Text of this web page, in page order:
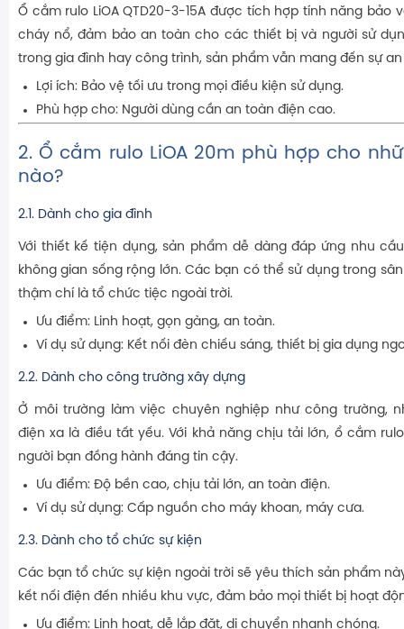
Ổ cắm rulo LiOA QTD20-3-15A được tích hợp tính năng bảo
cháy nổ, đảm bảo an toàn cho các thiết bị và người sử
trong gia đình hay công trình, sản phẩm vẫn mang đến sự
Lợi ích: Bảo vệ tối ưu trong mọi điều kiện sử dụng.
Phù hợp cho: Người dùng cần an toàn điện cao.
2. Ổ cắm rulo LiOA 20m phù hợp cho
nào?
2.1. Dành cho gia đình
Với thiết kế tiện dụng, sản phẩm dễ dàng đáp ứng nhu
không gian sống rộng lớn. Các bạn có thể sử dụng trong
thậm chí là tổ chức tiệc ngoài trời.
Ưu điểm: Linh hoạt, gọn gàng, an toàn.
Ví dụ sử dụng: Kết nối đèn chiếu sáng, thiết bị gia dụng
2.2. Dành cho công trường xây dựng
Ở môi trường làm việc chuyên nghiệp như công trường,
điện xa là điều tất yếu. Với khả năng chịu tải lớn, ổ cắm
người bạn đồng hành đáng tin cậy.
Ưu điểm: Độ bền cao, chịu tải lớn, an toàn điện.
Ví dụ sử dụng: Cấp nguồn cho máy khoan, máy cưa.
2.3. Dành cho tổ chức sự kiện
Các bạn tổ chức sự kiện ngoài trời sẽ yêu thích sản phẩm
kết nối điện đến nhiều khu vực, đảm bảo mọi thiết bị hoạt
Ưu điểm: Linh hoạt, dễ lắp đặt, di chuyển nhanh chóng.